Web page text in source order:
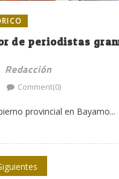
de periodistas
Redacción
Comment(0)
provincial en Bayamo...